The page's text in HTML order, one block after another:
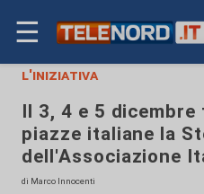
☰
l'iniziativa
Il 3, 4 e 5
piazze italiane la
dell'Associazione
di Marco Innocenti